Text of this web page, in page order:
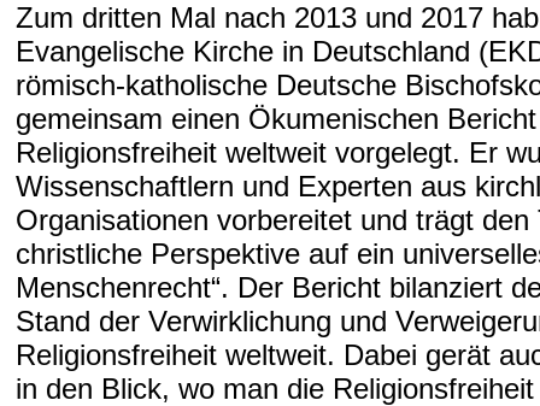
Zum dritten Mal nach 2013 und 2017
Evangelische Kirche in Deutschland
römisch-katholische Deutsche
gemeinsam einen Ökumenischen
Religionsfreiheit weltweit vorgelegt. Er
Wissenschaftlern und Experten aus
Organisationen vorbereitet und trägt den
christliche Perspektive auf ein
Menschenrecht“. Der Bericht bilanziert
Stand der Verwirklichung und
Religionsfreiheit weltweit. Dabei gerät
in den Blick, wo man die